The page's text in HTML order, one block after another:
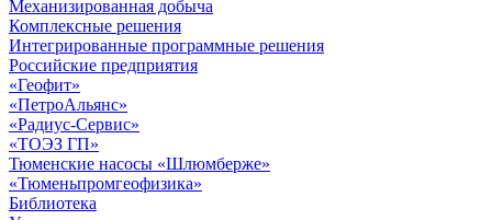
Механизированная добыча
Комплексные решения
Интегрированные программные решения
Российские предприятия
«Геофит»
«ПетроАльянс»
«Радиус-Сервис»
«ТОЭЗ ГП»
Тюменские насосы «Шлюмберже»
«Тюменьпромгеофизика»
Библиотека